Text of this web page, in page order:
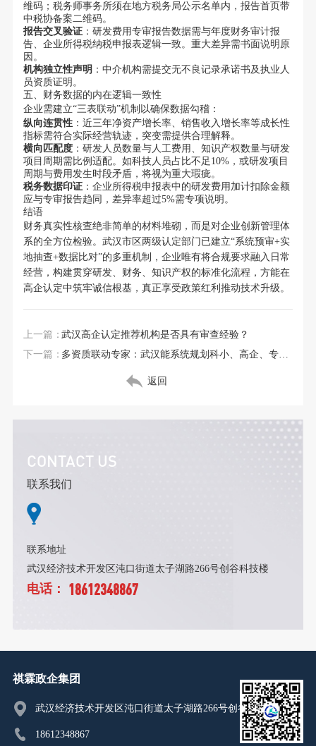
维码；税务师事务所须在地方税务局公示名单内，报告首页带
中税协备案二维码。
报告交叉验证：研发费用专审报告数据需与年度财务审计报
告、企业所得税纳税申报表逻辑一致。重大差异需书面说明原
因。
机构独立性声明 ：中介机构需提交无不良记录承诺书及执业人
员资质证明。
五、财务数据的内在逻辑一致性
企业需建立“三表联动”机制以确保数据勾稽：
纵向连贯性：近三年净资产增长率、销售收入增长率等成长性
指标需符合实际经营轨迹，突变需提供合理解释。
横向匹配度：研发人员数量与人工费用、知识产权数量与研发
项目周期需比例适配。如科技人员占比不足10%，或研发项目
周期与费用发生时段矛盾，将视为重大瑕疵。
税务数据印证：企业所得税申报表中的研发费用加计扣除金额
应与专审报告趋同，差异率超过5%需专项说明。
结语
财务真实性核查绝非简单的材料堆砌，而是对企业创新管理体
系的全方位检验。武汉市区两级认定部门已建立“系统预审+实
地抽查+数据比对”的多重机制，企业唯有将合规要求融入日常
经营，构建贯穿研发、财务、知识产权的标准化流程，方能在
高企认定中筑牢诚信根基，真正享受政策红利推动技术升级。
上一篇：武汉高企认定推荐机构是否具有审查经验？
下一篇：
多资质联动专家：武汉能系统规划科小、高企、专精特新资质的机构推荐
返回
CONTACT US
联系我们
联系地址
武汉经济技术开发区沌口街道太子湖路266号创谷科技楼
电话： 18612348867
祺霖政企集团
武汉经济技术开发区沌口街道太子湖路266号创谷科技楼
18612348867